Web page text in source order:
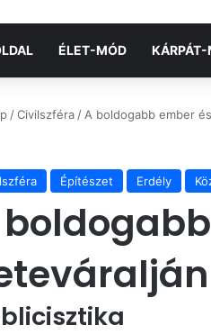
ÉLET-MÓD KÁRPÁT-
/Civilszféra / A boldogabb ember
Építészet Erdély